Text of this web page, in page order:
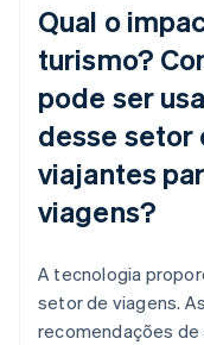
Qual o
turismo?
pode ser
desse setor
viajantes
viagens?
A tecnologia
setor de viagens.
recomendações